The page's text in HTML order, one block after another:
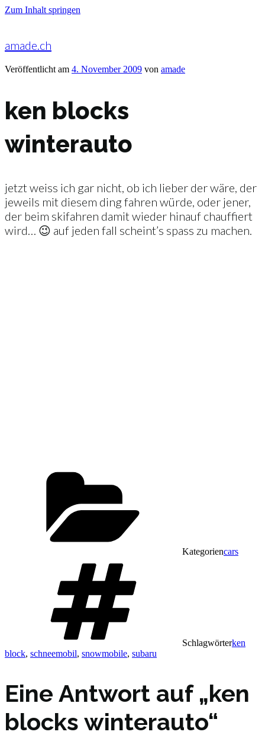
Zum Inhalt springen
amade.ch
Veröffentlicht am 4. November 2009 von amade
ken blocks
winterauto
jetzt weiss ich gar nicht, ob ich lieber der wäre, der
jeweils mit diesem ding fahren würde, oder jener,
der beim skifahren damit wieder hinauf chauffiert
wird… 😉 auf jeden fall scheint’s spass zu machen.
Kategoriencars
Schlagwörterken
block, schneemobil, snowmobile, subaru
Eine Antwort auf „ken
blocks winterauto“